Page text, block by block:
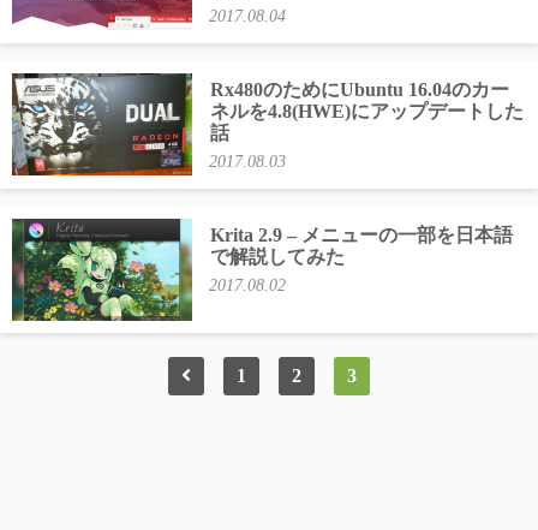
2017.08.04
Rx480のためにUbuntu 16.04のカー
ネルを4.8(HWE)にアップデートした
話
2017.08.03
Krita 2.9 – メニューの一部を日本語
で解説してみた
2017.08.02
1 2 3